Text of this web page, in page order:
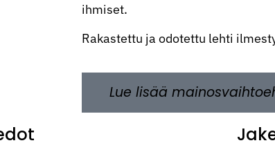
ihmiset.
Rakastettu ja odotettu lehti
Lue lisää